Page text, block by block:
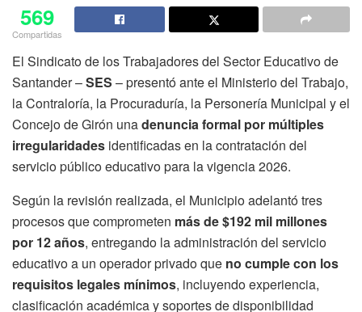
569
Compartidas
El Sindicato de los Trabajadores del Sector Educativo de
Santander –SES – presentó ante el Ministerio del Trabajo,
la Contraloría, la Procuraduría, la Personería Municipal y el
Concejo de Girón unadenuncia formal por múltiples
irregularidades identificadas en la contratación del
servicio público educativo para la vigencia 2026.
Según la revisión realizada, el Municipio adelantó tres
procesos que comprometen más de $192 mil millones
por 12 años, entregando la administración del servicio
educativo a un operador privado que no cumple con los
requisitos legales mínimos, incluyendo experiencia,
clasificación académica y soportes de disponibilidad